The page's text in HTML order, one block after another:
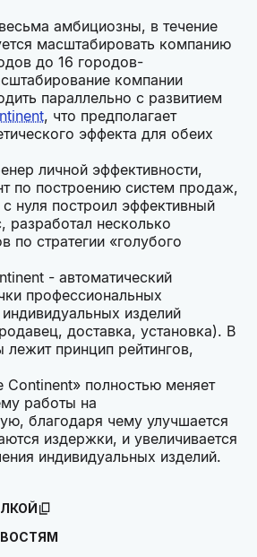
амбициозны, в течение
масштабировать компанию
до 16 городов-
компании
параллельно с развитием
, что предполагает
эффекта для обеих
личной эффективности,
по построению систем продаж,
нуля построил эффективный
разработал несколько
по стратегии «голубого
- автоматический
профессиональных
изделий
доставка, установка). В
принцип рейтингов,
Continent» полностью меняет
работы на
благодаря чему улучшается
издержки, и увеличивается
индивидуальных изделий.